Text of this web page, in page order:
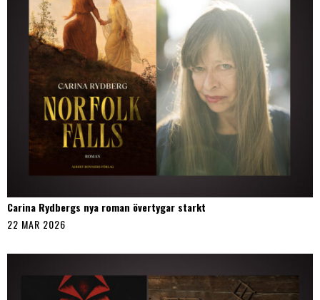
Carina Rydbergs nya roman övertygar starkt
22 MAR 2026